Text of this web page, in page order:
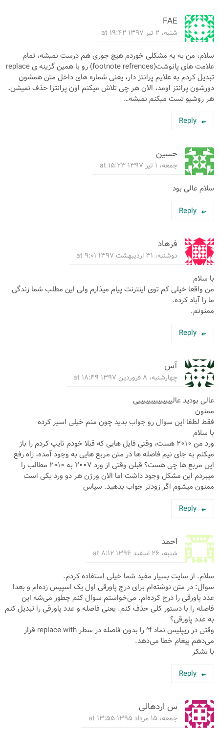
FAE
شنبه، ۲ تیر ۱۳۹۷ at ۱۹:۴۲
سلام، من به یه مشکلی خوردم هیچ جوری هم درست نمیشه، تمام
علامت های پانوشت(footnote refrences) رو با همین گزینه ی replace
تبدیل کردم به علایم پرانتز دار، یعنی شماره های داخل متن همشون
دورشون پرانتز اومد، الان هر چی تلاش میکنم اون پرانتزا حذف نمیشن،
هر روشیو تست میکنم نمیشه…
Reply
حسین
جمعه، ۱ تیر ۱۳۹۷ at ۱۵:۲۳
سلام عالی بود
Reply
فرهاد
دوشنبه، ۳۱ اردیبهشت ۱۳۹۷ at ۹:۰۱
با سلام
من واقعا خیلی کم توی اینترنت پیام میذارم ولی این مطلب شما زندگی
ما را آباد کرده.
ممنونم.
Reply
آس
چهارشنبه، ۸ فروردین ۱۳۹۷ at ۱۸:۴۹
عالی بودید عالییییییییییییییی
ممنون
فقط لطفا این سوال رو جواب بدید چون منم خیلی اسیر کرده
با سلام
ورد من ۲۰۱۰ هست، وقتی فایل هایی که قبلا خودم تایپ کردم را باز
میکنم به جای نیم فاصله ها در متن مربع هایی به وجود آمده، راه رفع
این مربع ها چی هست؟ قبلن وقتی از ورد ۲۰۰۷ به ۲۰۱۰ مطالب را
میبردم این مشکل وجود داشت اما الان ورژن هر دو ورد یکی است
ممنون میشوم اگر زودتر جواب بدهید. سپاس
Reply
احمد
شنبه، ۲۶ اسفند ۱۳۹۶ at ۸:۱۲
سلام. از سایت بسیار مفید شما خیلی استفاده کردم.
سوال: در متن نوشته‌ام برای درج پاورقی اول یک اسپیس زده‌ام و بعدا
عدد پاورقی را درج کرده‌ام. می‌خواستم سوال کنم چطور می‌شه این
فاصله را با دستور کلی حذف کنم. یعنی فاصله و عدد پاورقی را تبدیل کنم
به عدد پاورقی؟
وقتی در ریپلیس نماد f^ را بدون فاصله در سطر replace with قرار
می‌دهم پیغام خطا می‌دهد.
با تشکر
Reply
س اردهالی
جمعه، ۱۵ مرداد ۱۳۹۵ at ۱۳:۵۵